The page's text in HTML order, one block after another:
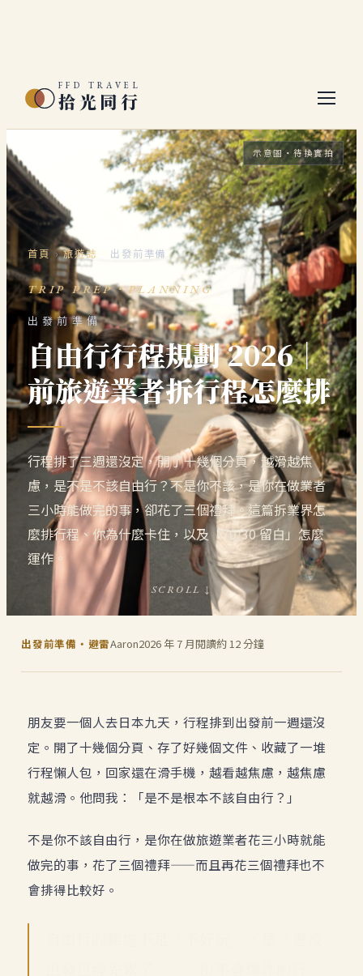
FFD TRAVEL
拾光同行
示意圖・待換實拍
首頁 › 旅遊誌 出發前準備
TRIP PREP・PLANNING
出發前準備
自由行行程規劃 2026｜
前旅遊業者拆行程怎麼排
行程排了三週還沒定，開了十幾個分頁，越滑越焦
慮，是不是不該自由行？不是你不該，是你在做業者
三小時能做完的事，卻花了三個禮拜。這篇拆業界怎
麼排行程、你為什麼卡住，以及「70/30 留白」怎麼
運作。
SCROLL ↓
出發前準備・避雷Aaron2026 年 7 月閱讀約 12 分鐘
朋友要一個人去日本九天，行程排到出發前一週還沒
定。開了十幾個分頁、存了好幾個文件、收藏了一堆
行程懶人包，回家還在滑手機，越看越焦慮，越焦慮
就越滑。他問我：「是不是根本不該自由行？」
不是你不該自由行，是你在做旅遊業者花三小時就能
做完的事，花了三個禮拜——而且再花三個禮拜也不
會排得比較好。